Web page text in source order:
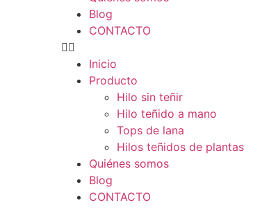
Blog
CONTACTO
Inicio
Producto
Hilo sin teñir
Hilo teñido a mano
Tops de lana
Hilos teñidos de plantas
Quiénes somos
Blog
CONTACTO